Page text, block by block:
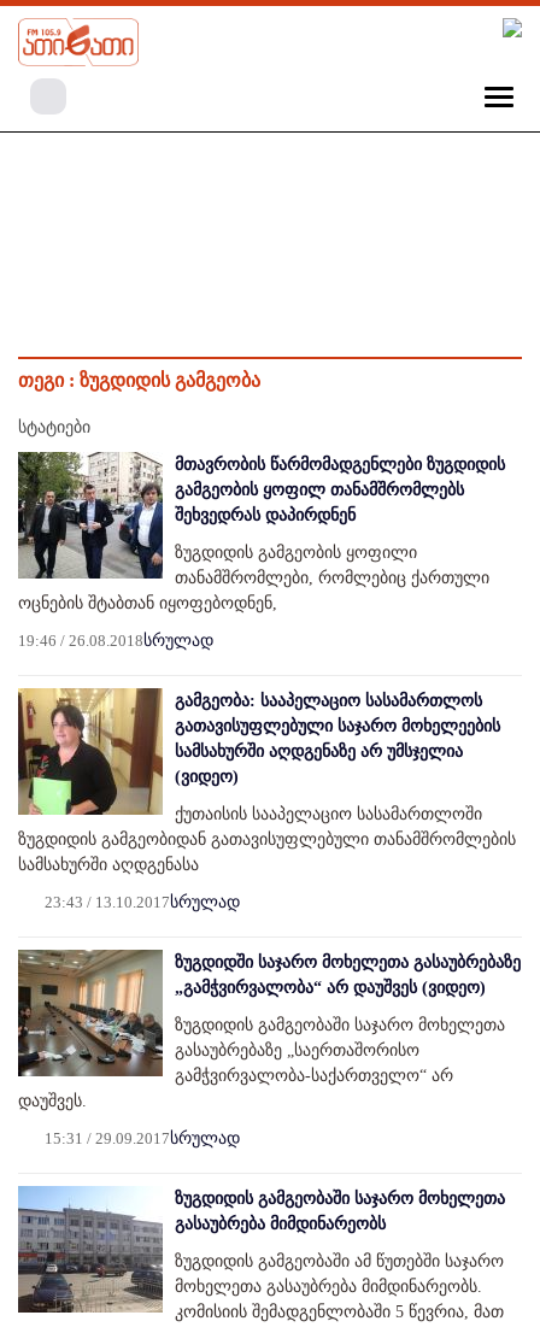
თეგი : ზუგდიდის გამგეობა
სტატიები
მთავრობის წარმომადგენლები ზუგდიდის
გამგეობის ყოფილ თანამშრომლებს
შეხვედრას დაპირდნენ
ზუგდიდის გამგეობის ყოფილი
თანამშრომლები, რომლებიც ქართული
ოცნების შტაბთან იყოფებოდნენ,
19:46 / 26.08.2018სრულად
გამგეობა: სააპელაციო სასამართლოს
გათავისუფლებული საჯარო მოხელეების
სამსახურში აღდგენაზე არ უმსჯელია
(ვიდეო)
ქუთაისის სააპელაციო სასამართლოში
ზუგდიდის გამგეობიდან გათავისუფლებული თანამშრომლების
სამსახურში აღდგენასა
23:43 / 13.10.2017სრულად
ზუგდიდში საჯარო მოხელეთა გასაუბრებაზე
„გამჭვირვალობა“ არ დაუშვეს (ვიდეო)
ზუგდიდის გამგეობაში საჯარო მოხელეთა
გასაუბრებაზე „საერთაშორისო
გამჭვირვალობა-საქართველო“ არ
დაუშვეს.
15:31 / 29.09.2017სრულად
ზუგდიდის გამგეობაში საჯარო მოხელეთა
გასაუბრება მიმდინარეობს
ზუგდიდის გამგეობაში ამ წუთებში საჯარო
მოხელეთა გასაუბრება მიმდინარეობს.
კომისიის შემადგენლობაში 5 წევრია, მათ